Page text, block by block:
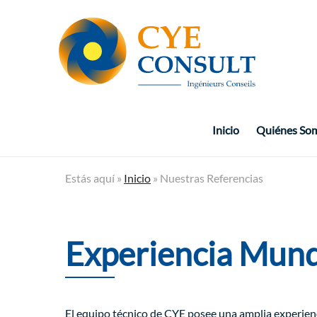
Inicio Quiénes
Estás aquí » Inicio » Nuestras Referencias
Experiencia
El equipo técnico de CYE posee una amplia